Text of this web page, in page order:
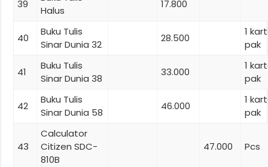
39
Halus
17.800
40
Buku Tulis
Sinar Dunia 32
28.500
1
pak
41
Buku Tulis
Sinar Dunia 38
33.000
1
pak
42
Buku Tulis
Sinar Dunia 58
46.000
1
pak
43
Calculator
Citizen SDC-
810B
47.000 Pcs